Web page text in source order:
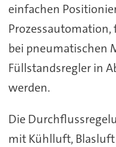
einfachen
bei pneumatischen
Füllstandsregler in
werden.
Die
mit Kühlluft,